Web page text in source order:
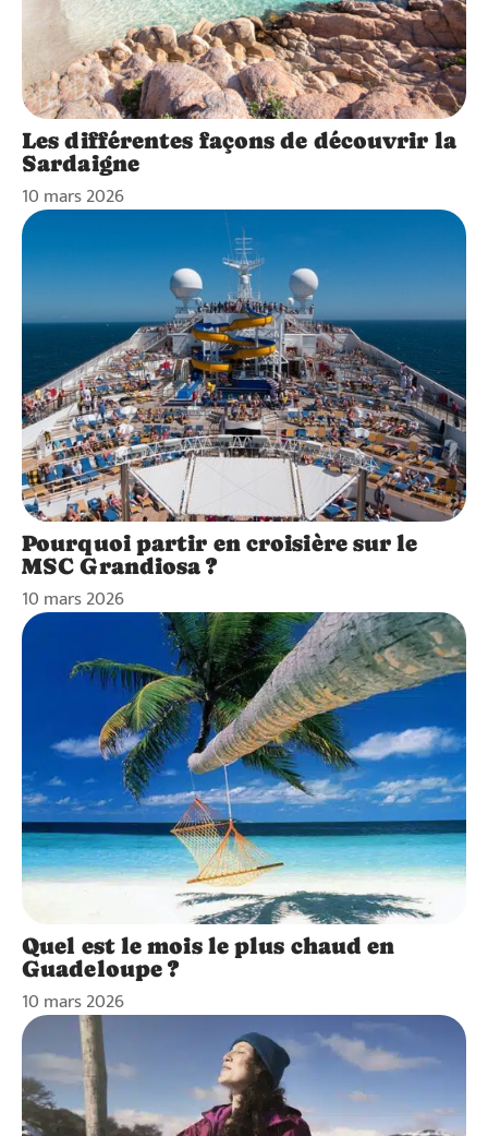
Les différentes façons de découvrir la
Sardaigne
10 mars 2026
Pourquoi partir en croisière sur le
MSC Grandiosa ?
10 mars 2026
Quel est le mois le plus chaud en
Guadeloupe ?
10 mars 2026